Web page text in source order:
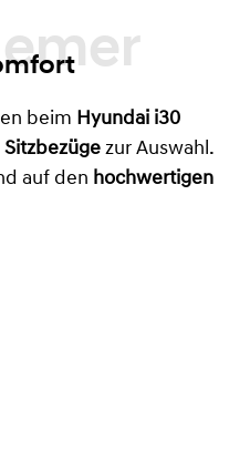
beim Hyundai i30
Sitzbezüge zur Auswahl.
auf den hochwertigen